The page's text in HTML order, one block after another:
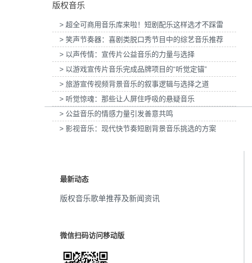
中秋节
思念 (2)
叙事 (2)
东方 (2)
钢琴 (2)
风景 (2)
忧愁
古韵
莱雅-YSL LIBRE「自由之水」妇女节宣
传项目提供音乐版权
为张家口京西智行科技BWI媒体3D动画科普
项目提供音乐版权
版权音乐
> 超全可商用音乐库来啦！短剧配乐这样选才不踩雷
> 笑声节奏器：喜剧类脱口秀节目中的综艺音乐推荐
> 以声传情：宣传片公益音乐的力量与选择
> 以游戏宣传片音乐完成品牌项目的“听觉定锚”
> 旅游宣传视频背景音乐的叙事逻辑与选择之道
> 听觉惊魂：那些让人屏住呼吸的悬疑音乐
> 公益音乐的情感力量引发善意共鸣
> 影视音乐：现代快节奏短剧背景音乐挑选的方案
最新动态
版权音乐歌单推荐及新闻资讯
微信扫码访问移动版